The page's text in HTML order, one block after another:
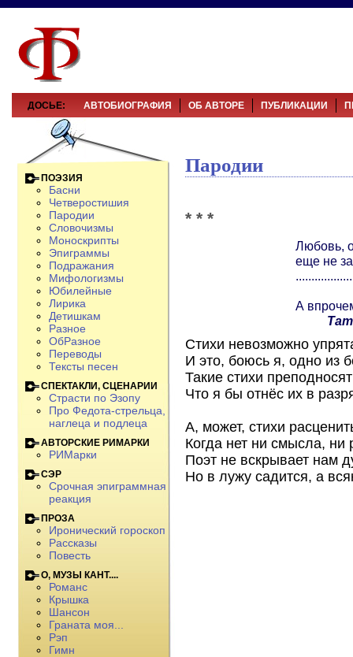
ДОСЬЕ: АВТОБИОГРАФИЯ ОБ АВТОРЕ ПУБЛИКАЦИИ
Пародии
* * *
Любовь,
еще не
А
Стихи невозможно
И это, боюсь я, одно из
Такие стихи
Что я бы отнёс их в
А, может, стихи
Когда нет ни смысла,
Поэт не вскрывает нам
Но в лужу садится, а
ПОЭЗИЯ
Басни
Четверостишия
Пародии
Словочизмы
Моноскрипты
Эпиграммы
Подражания
Мифологизмы
Юбилейные
Лирика
Детишкам
Разное
ОбРазное
Переводы
Тексты песен
СПЕКТАКЛИ, СЦЕНАРИИ
Страсти по Эзопу
Про Федота-стрельца,
наглеца и подлеца
АВТОРСКИЕ РИМАРКИ
РИМарки
СЭР
Срочная эпиграммная
реакция
ПРОЗА
Иронический гороскоп
Рассказы
Повесть
О, МУЗЫ КАНТ....
Романс
Крышка
Шансон
Граната моя...
Рэп
Гимн